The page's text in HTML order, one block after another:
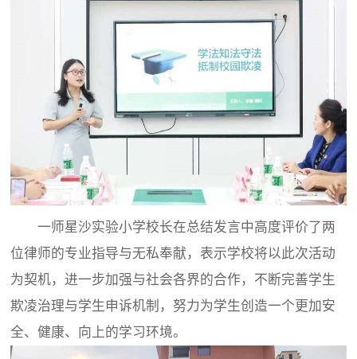
一师星沙实验小学校长在总结发言中高度评价了两
位律师的专业指导与无私奉献，表示学校将以此次活动
为契机，进一步加强与社会各界的合作，不断完善学生
欺凌治理与学生申诉机制，努力为学生创造一个更加安
全、健康、向上的学习环境。